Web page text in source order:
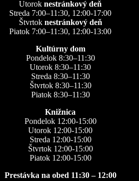
Utorok nestránkový deň
Streda 7:00–11:30, 12:00-17:00
Štvrtok nestránkový deň
Piatok 7:00–11:30, 12:00-13:00
Kultúrny dom
Pondelok 8:30–11:30
Utorok 8:30–11:30
Streda 8:30–11:30
Štvrtok 8:30–11:30
Piatok 8:30–11:30
Knižnica
Pondelok 12:00-15:00
Utorok 12:00-15:00
Streda 12:00-15:00
Štvrtok 12:00-15:00
Piatok 12:00-15:00
Prestávka na obed 11:30 – 12:00